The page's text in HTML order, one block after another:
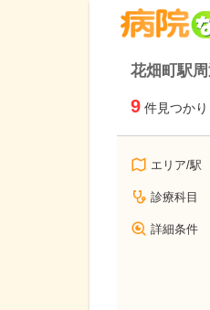
花畑町駅
9 件見つかり
エリア/駅
診療科目
詳細条件